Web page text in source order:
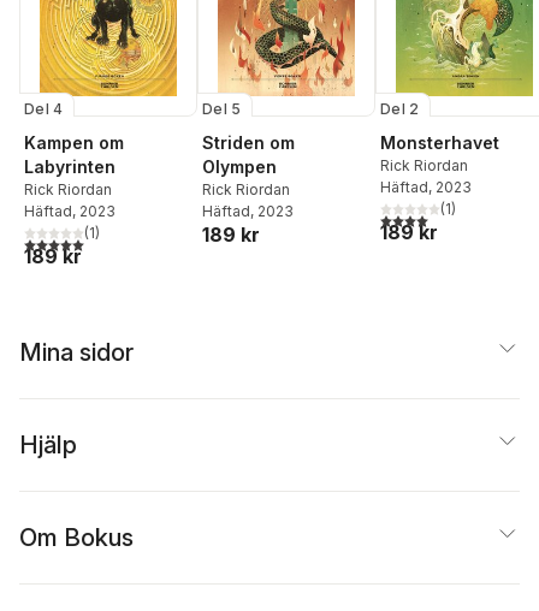
Del 4
Kampen om
Labyrinten
Rick Riordan
Häftad, 2023
5,0utav 5 stjärnor. Totalt antal röster:
(1)
189 kr
Del 5
Striden om
Olympen
Rick Riordan
Häftad, 2023
189 kr
Del 2
Monsterhavet
Rick Riordan
Häftad, 2023
4,0utav 5 stjärnor.
(1)
189 kr
Mina sidor
Hjälp
Om Bokus